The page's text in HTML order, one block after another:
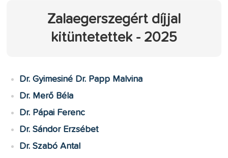
Zalaegerszegért díjjal
kitüntetettek - 2025
Dr. Gyimesiné Dr. Papp Malvina
Dr. Merő Béla
Dr. Pápai Ferenc
Dr. Sándor Erzsébet
Dr. Szabó Antal